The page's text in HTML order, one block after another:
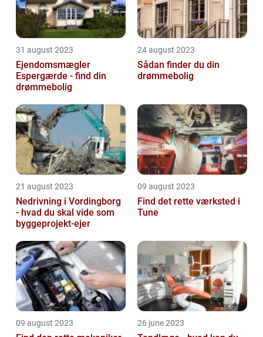
31 august 2023
Ejendomsmægler
Espergærde - find din
drømmebolig
24 august 2023
Sådan finder du din
drømmebolig
21 august 2023
Nedrivning i Vordingborg
- hvad du skal vide som
byggeprojekt-ejer
09 august 2023
Find det rette værksted i
Tune
09 august 2023 26 june 2023